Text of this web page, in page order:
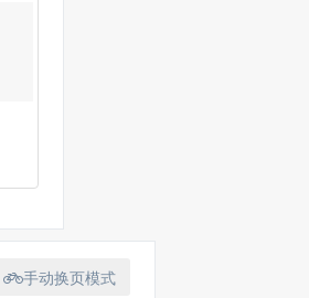
手动换页模式